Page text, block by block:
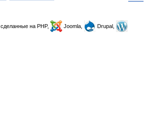
, сделанные на PHP, Joomla,
Drupal,